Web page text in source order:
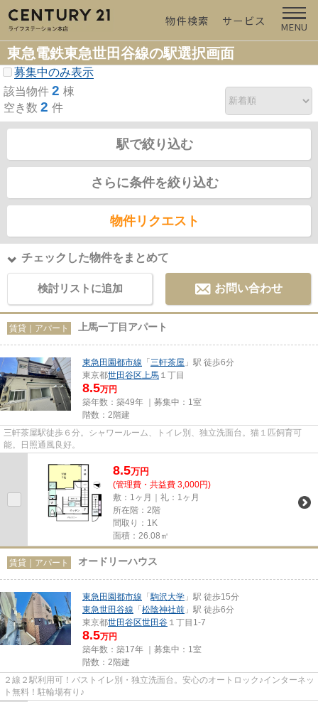
物件検索 サービス MENU
東急電鉄東急世田谷線の駅選択画面
募集中のみ表示
該当物件 2 棟
空き数 2 件
駅で絞り込む
さらに条件を絞り込む
物件リクエスト
チェックした物件をまとめて
検討リストに追加 お問い合わせ
賃貸｜アパート 上馬一丁目アパート
東急田園都市線 「 三軒茶屋 」駅 徒歩6分
東京都世田谷区上馬 １丁目
8.5万円
築年数：築49年 ｜募集中： 1室
階数：2階建
三軒茶屋駅徒歩６分。シャワールーム、トイレ別、独立洗面台。猫１匹飼育可
能。日照通風良好。
8.5万円
(管理費・共益費 3,000円)
敷：1ヶ月｜礼：1ヶ月
所在階：2階
間取り：1K
面積：26.08㎡
賃貸｜アパート オードリーハウス
東急田園都市線 「駒沢大学 」駅 徒歩15分
東急世田谷線 「 松陰神社前 」駅 徒歩6分
東京都世田谷区世田谷 １丁目1-7
8.5万円
築年数：築17年 ｜募集中： 1室
階数：2階建
２線２駅利用可！バストイレ別・独立洗面台。安心のオートロック♪インターネッ
ト無料！駐輪場有り♪